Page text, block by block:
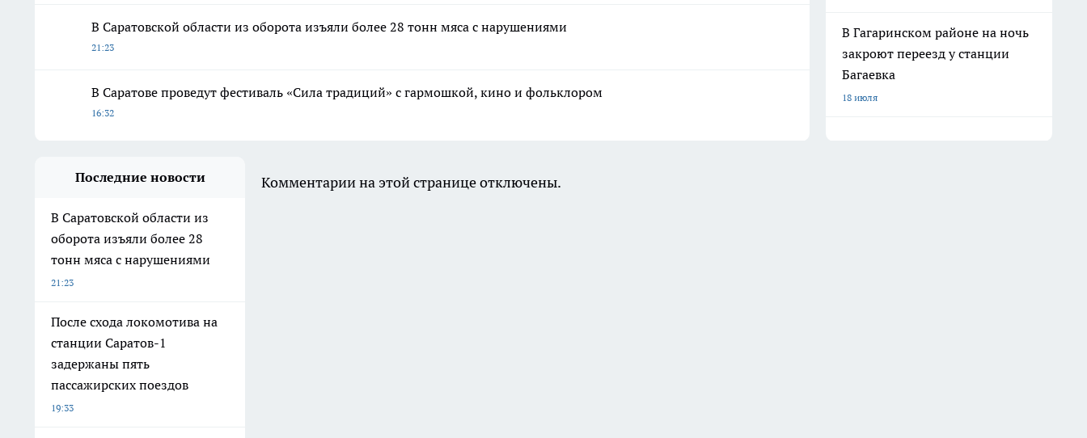
В Саратовской области из оборота изъяли более 28 тонн мяса с нарушениями
21:23
В Саратове проведут фестиваль «Сила традиций» с гармошкой, кино и фольклором
16:32
В Гагаринском районе на ночь
закроют переезд у станции
Багаевка
18 июля
Последние новости
В Саратовской области из
оборота изъяли более 28
тонн мяса с нарушениями
21:23
После схода локомотива на
станции Саратов-1
задержаны пять
пассажирских поездов
19:33
Комментарии на этой странице отключены.